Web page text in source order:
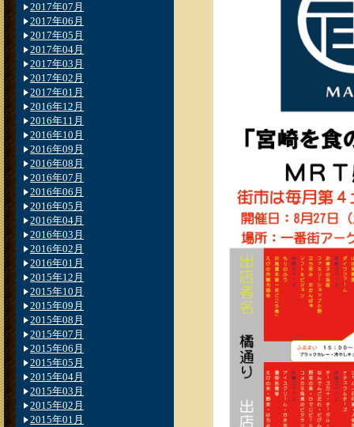
2017年07月
2017年06月
2017年05月
2017年04月
2017年03月
2017年02月
2017年01月
2016年12月
2016年11月
2016年10月
2016年09月
2016年08月
2016年07月
2016年06月
2016年05月
2016年04月
2016年03月
2016年02月
2016年01月
2015年12月
2015年10月
2015年09月
2015年08月
2015年07月
2015年06月
2015年05月
2015年04月
2015年03月
2015年02月
2015年01月